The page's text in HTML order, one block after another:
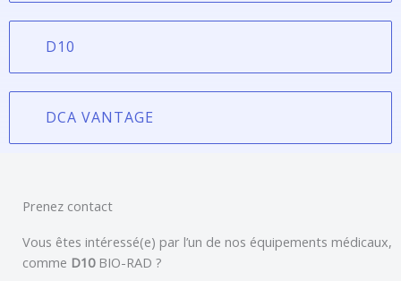
D10
DCA VANTAGE
Prenez contact
Vous êtes intéressé(e) par l’un de nos équipements médicaux,
comme D10 BIO-RAD ?